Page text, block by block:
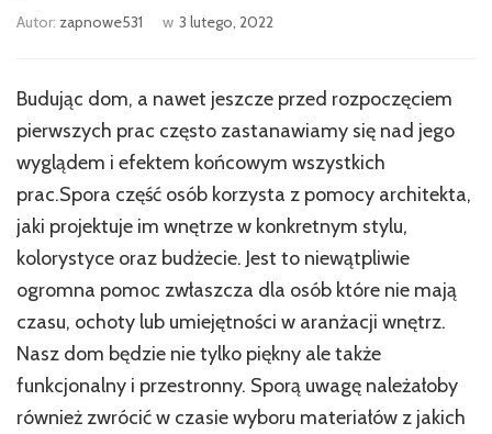
Autor: zapnowe531 w 3 lutego, 2022
Budując dom, a nawet jeszcze przed rozpoczęciem
pierwszych prac często zastanawiamy się nad jego
wyglądem i efektem końcowym wszystkich
prac.Spora część osób korzysta z pomocy architekta,
jaki projektuje im wnętrze w konkretnym stylu,
kolorystyce oraz budżecie. Jest to niewątpliwie
ogromna pomoc zwłaszcza dla osób które nie mają
czasu, ochoty lub umiejętności w aranżacji wnętrz.
Nasz dom będzie nie tylko piękny ale także
funkcjonalny i przestronny. Sporą uwagę należałoby
również zwrócić w czasie wyboru materiałów z jakich